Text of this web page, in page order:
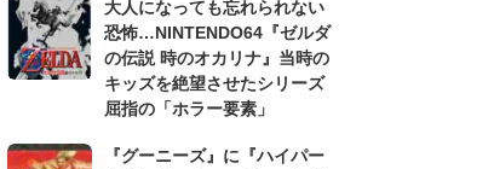
大人になっても忘れられない
恐怖…NINTENDO64『ゼルダ
の伝説 時のオカリナ』当時の
キッズを絶望させたシリーズ
屈指の「ホラー要素」
『グーニーズ』に『ハイパー